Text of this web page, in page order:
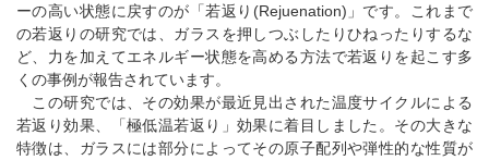
ーの高い状態に戻すのが「若返り(Rejuenation)」です。これまで
の若返りの研究では、ガラスを押しつぶしたりひねったりするな
ど、力を加えてエネルギー状態を高める方法で若返りを起こす多
くの事例が報告されています。
この研究では、その効果が最近見出された温度サイクルによる
若返り効果、「極低温若返り」効果に着目しました。その大きな
特徴は、ガラスには部分によってその原子配列や弾性的な性質が